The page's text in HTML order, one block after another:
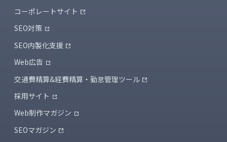
コーポレートサイト
SEO対策
SEO内製化支援
Web広告
交通費精算&経費精算・ 勤怠管理ツール
採用サイト
Web制作マガジン
SEOマガジン